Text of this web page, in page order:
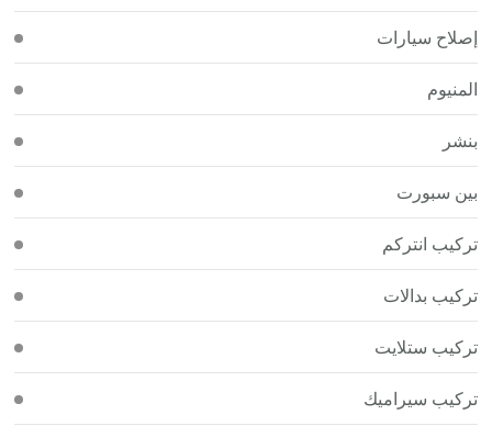
إصلاح سيارات
المنيوم
بنشر
بين سبورت
تركيب انتركم
تركيب بدالات
تركيب ستلايت
تركيب سيراميك